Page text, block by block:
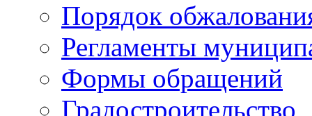
Порядок
Регламенты
Формы обращений
Градостроительство